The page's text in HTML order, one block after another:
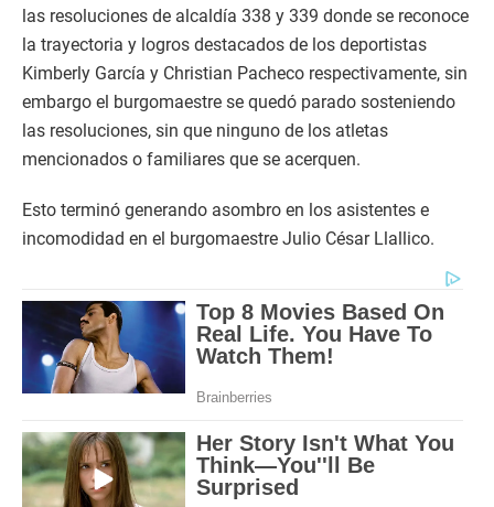
las resoluciones de alcaldía 338 y 339 donde se reconoce
la trayectoria y logros destacados de los deportistas
Kimberly García y Christian Pacheco respectivamente, sin
embargo el burgomaestre se quedó parado sosteniendo
las resoluciones, sin que ninguno de los atletas
mencionados o familiares que se acerquen.
Esto terminó generando asombro en los asistentes e
incomodidad en el burgomaestre Julio César Llallico.